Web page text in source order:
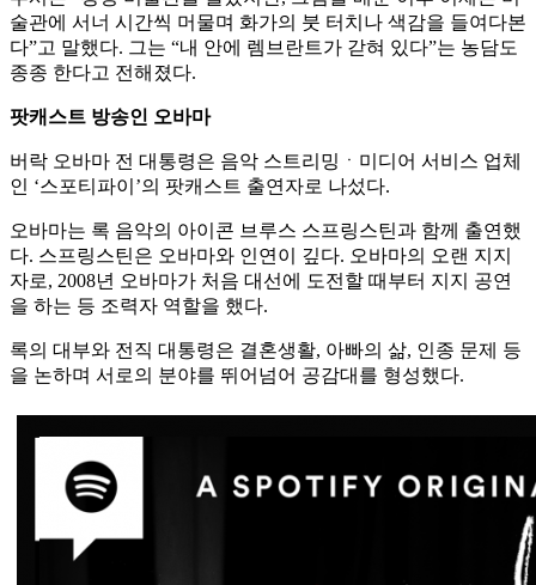
술관에 서너 시간씩 머물며 화가의 붓 터치나 색감을 들여다본
다”고 말했다. 그는 “내 안에 렘브란트가 갇혀 있다”는 농담도
종종 한다고 전해졌다.
팟캐스트 방송인 오바마
버락 오바마 전 대통령은 음악 스트리밍ㆍ미디어 서비스 업체
인 ‘스포티파이’의 팟캐스트 출연자로 나섰다.
오바마는 록 음악의 아이콘 브루스 스프링스틴과 함께 출연했
다. 스프링스틴은 오바마와 인연이 깊다. 오바마의 오랜 지지
자로, 2008년 오바마가 처음 대선에 도전할 때부터 지지 공연
을 하는 등 조력자 역할을 했다.
록의 대부와 전직 대통령은 결혼생활, 아빠의 삶, 인종 문제 등
을 논하며 서로의 분야를 뛰어넘어 공감대를 형성했다.